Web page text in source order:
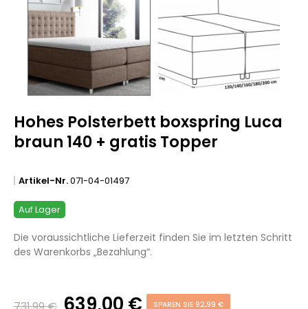
Hohes Polsterbett boxspring Luca
braun 140 + gratis Topper
Artikel-Nr.071-04-01497
Auf Lager
Die voraussichtliche Lieferzeit finden Sie im letzten Schritt
des Warenkorbs „Bezahlung“.
SPAREN SIE 92,99 €